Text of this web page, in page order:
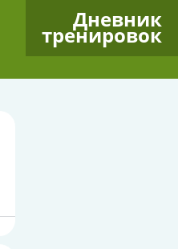
Дневник
тренировок